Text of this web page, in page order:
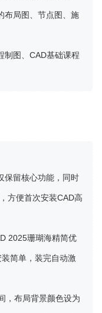
布局图、节点图、施
制图、CAD基础课程
保留核心功能，同时
方便首次安装CAD高
2025珊瑚海精简优
简单，装完自动激
，布局背景颜色设为